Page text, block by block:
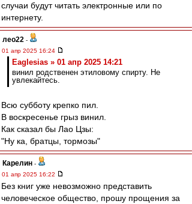
случаи будут читать электронные или по
интернету.
лео22 -
01 апр 2025 16:24
Eaglesias » 01 апр 2025 14:21
винил родственен этиловому спирту. Не
увлекайтесь.
Всю субботу крепко пил.
В воскресенье грыз винил.
Как сказал бы Лао Цзы:
"Ну ка, братцы, тормозы"
Карелин -
01 апр 2025 16:22
Без книг уже невозможно представить
человеческое общество, прошу прощения за